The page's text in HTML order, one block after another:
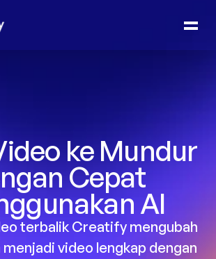
ke Mundur
Cepat
AI
terbalik Creatify mengubah
menjadi video lengkap dengan